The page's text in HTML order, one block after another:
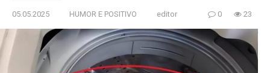
05.05.2025 HUMOR E POSITIVO editor 0 23